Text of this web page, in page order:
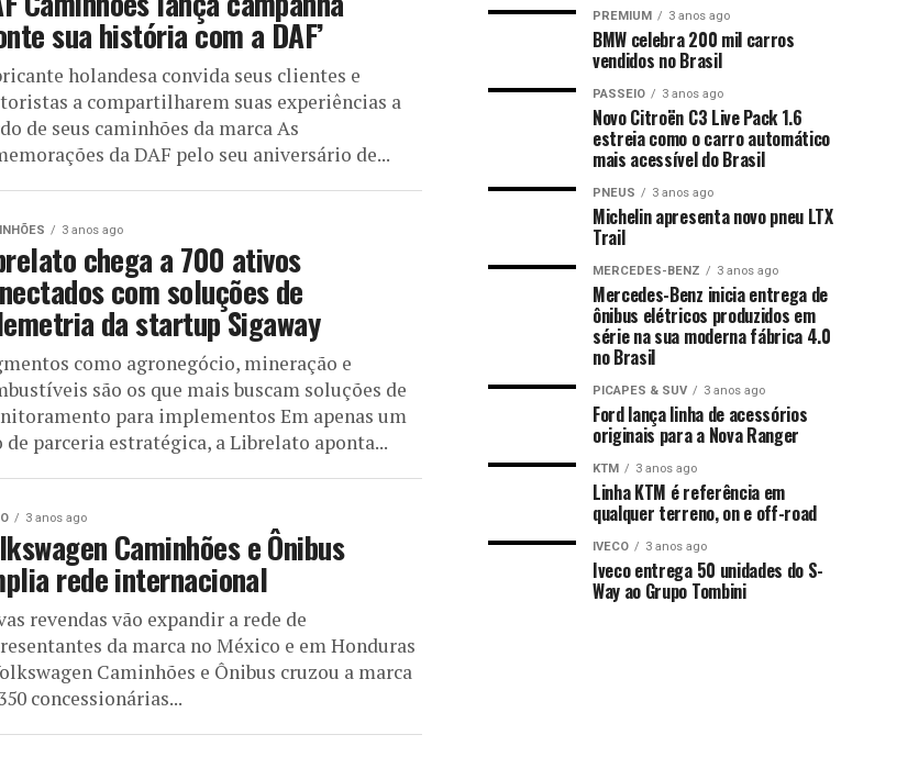
sua história com a DAF’
holandesa convida seus clientes e
a compartilharem suas experiências a
de seus caminhões da marca As
da DAF pelo seu aniversário de...
3 anos ago
chega a 700 ativos
com soluções de
da startup Sigaway
como agronegócio, mineração e
são os que mais buscam soluções de
para implementos Em apenas um
de parceria estratégica, a Librelato aponta...
3 anos ago
Caminhões e Ônibus
rede internacional
revendas vão expandir a rede de
da marca no México e em Honduras
Caminhões e Ônibus cruzou a marca
concessionárias...
PREMIUM 3 anos ago
BMW celebra 200 mil carros
vendidos no Brasil
PASSEIO 3 anos ago
Novo Citroën C3 Live Pack 1.6
estreia como o carro automático
mais acessível do Brasil
PNEUS 3 anos ago
Michelin apresenta novo pneu LTX
Trail
MERCEDES-BENZ 3 anos ago
Mercedes-Benz inicia entrega de
ônibus elétricos produzidos em
série na sua moderna fábrica 4.0
no Brasil
PICAPES & SUV 3 anos ago
Ford lança linha de acessórios
originais para a Nova Ranger
KTM 3 anos ago
Linha KTM é referência em
qualquer terreno, on e off-road
IVECO 3 anos ago
Iveco entrega 50 unidades do S-
Way ao Grupo Tombini